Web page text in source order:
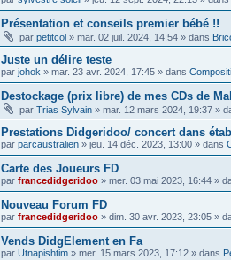
Présentation et conseils premier bébé !!
par petitcol » mar. 02 juil. 2024, 14:54 » dans
Juste un délire teste
par johok » mar. 23 avr. 2024, 17:45 » dans
Destockage (prix libre) de mes CDs de
par Trias Sylvain » mar. 12 mars 2024, 19:37 »
Prestations Didgeridoo/ concert dans
par parcaustralien » jeu. 14 déc. 2023, 13:00 » dans
Carte des Joueurs FD
par francedidgeridoo » mer. 03 mai 2023, 16:44 »
Nouveau Forum FD
par francedidgeridoo » dim. 30 avr. 2023, 23:05 »
Vends DidgElement en Fa
par Utnapishtim » mer. 15 mars 2023, 17:12 » dans